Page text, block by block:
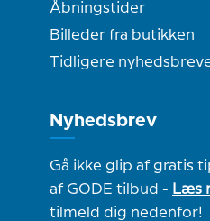
Åbningstider
Billeder fra butikken
Tidligere
Nyhedsbrev
Gå ikke glip af gratis
af GODE tilbud - Læs
tilmeld dig nedenfor!